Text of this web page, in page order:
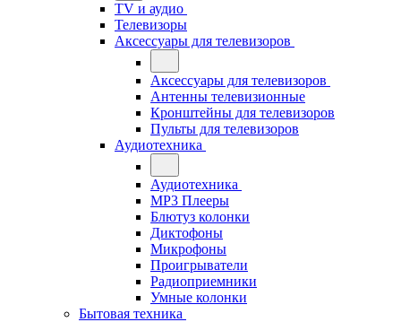
TV и аудио
Телевизоры
Аксессуары для телевизоров
Аксессуары для телевизоров
Антенны телевизионные
Кронштейны для телевизоров
Пульты для телевизоров
Аудиотехника
Аудиотехника
MP3 Плееры
Блютуз колонки
Диктофоны
Микрофоны
Проигрыватели
Радиоприемники
Умные колонки
Бытовая техника